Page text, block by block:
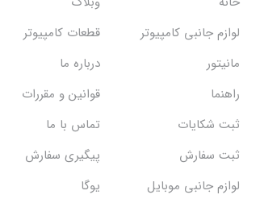
لوازم جانبی کامپیوتر
قطعات کامپیوتر
مانیتور
درباره ما
راهنما
قوانین و مقررات
ثبت شکایات
تماس با ما
ثبت سفارش
پیگیری سفارش
لوازم جانبی موبایل
یوگا